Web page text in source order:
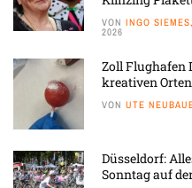
VON INGO
2026
Zoll Flughafen
kreativen
VON UTE
Düsseldorf:
Sonntag auf